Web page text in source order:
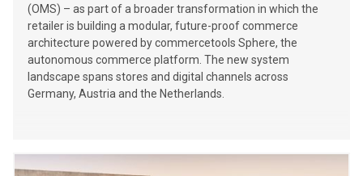
(OMS) – as part of a broader transformation in which the
retailer is building a modular, future-proof commerce
architecture powered by commercetools Sphere, the
autonomous commerce platform. The new system
landscape spans stores and digital channels across
Germany, Austria and the Netherlands.